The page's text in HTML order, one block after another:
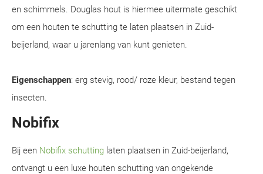
en schimmels. Douglas hout is hiermee uitermate geschikt
om een houten te schutting te laten plaatsen in Zuid-
beijerland, waar u jarenlang van kunt genieten.
Eigenschappen: erg stevig, rood/ roze kleur, bestand tegen
insecten.
Nobifix
Bij een Nobifix schutting laten plaatsen in Zuid-beijerland,
ontvangt u een luxe houten schutting van ongekende